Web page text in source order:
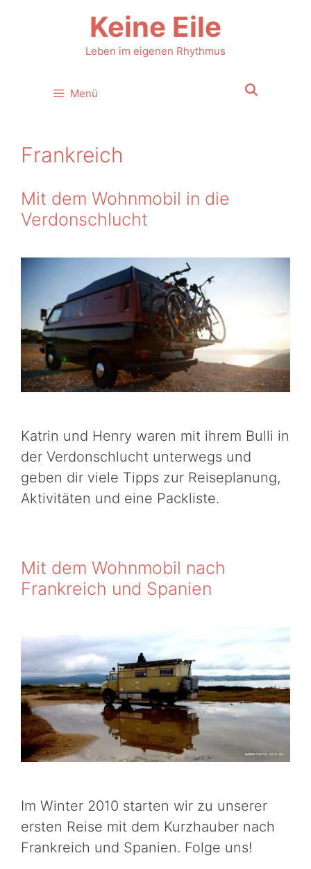
Keine Eile
Leben im eigenen Rhythmus
Menü
Frankreich
Mit dem Wohnmobil in die
Verdonschlucht
Katrin und Henry waren mit ihrem Bulli in
der Verdonschlucht unterwegs und
geben dir viele Tipps zur Reiseplanung,
Aktivitäten und eine Packliste.
Mit dem Wohnmobil nach
Frankreich und Spanien
Im Winter 2010 starten wir zu unserer
ersten Reise mit dem Kurzhauber nach
Frankreich und Spanien. Folge uns!